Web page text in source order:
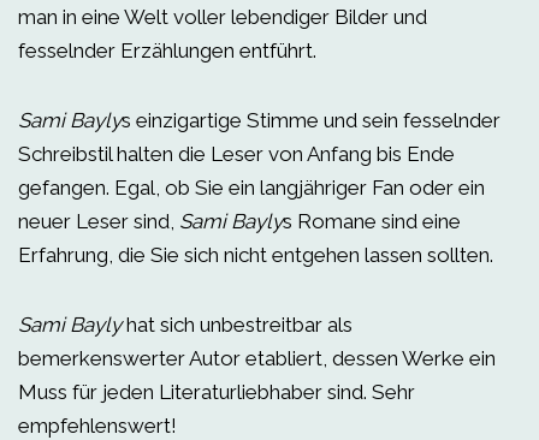
man in eine Welt voller lebendiger Bilder und
fesselnder Erzählungen entführt.
Sami Baylys einzigartige Stimme und sein fesselnder
Schreibstil halten die Leser von Anfang bis Ende
gefangen. Egal, ob Sie ein langjähriger Fan oder ein
neuer Leser sind, Sami Baylys Romane sind eine
Erfahrung, die Sie sich nicht entgehen lassen sollten.
Sami Baylyhat sich unbestreitbar als
bemerkenswerter Autor etabliert, dessen Werke ein
Muss für jeden Literaturliebhaber sind. Sehr
empfehlenswert!